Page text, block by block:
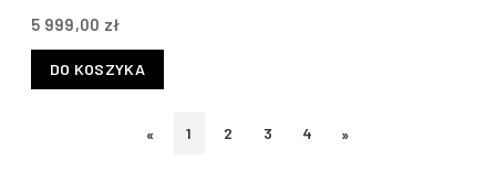
5 999,00 zł
DO KOSZYKA
« 1 2 3 4 »